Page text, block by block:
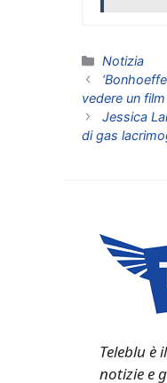
Categorie
Notizia
vedere un
Jessica
di gas
Teleblu è
notizie e